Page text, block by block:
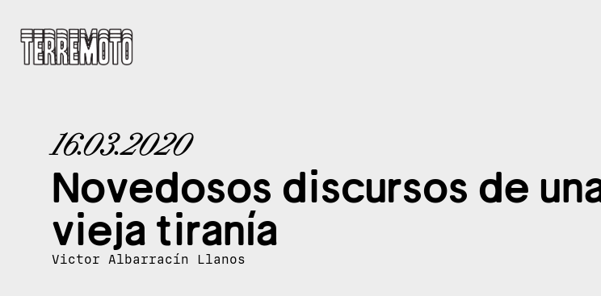
16.03.2020
Novedosos discursos de
vieja tiranía
Victor Albarracín Llanos